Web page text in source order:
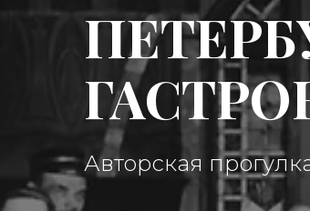
Авторская